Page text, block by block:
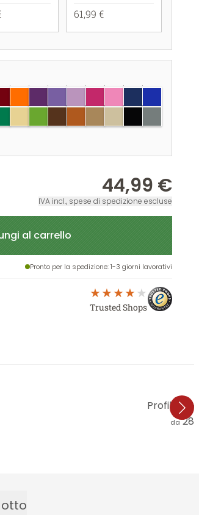
61,99 €
44,99 €
IVA incl., spese di spedizione escluse
al carrello
Pronto per la spedizione: 1-3 giorni lavorativi
Trusted Shops
Profilo di
da